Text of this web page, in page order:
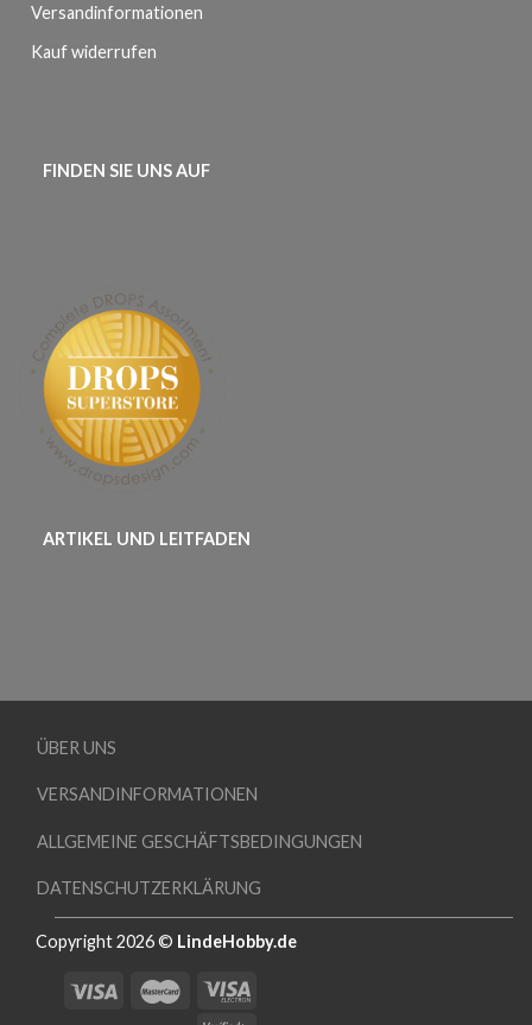
Versandinformationen
Kauf widerrufen
FINDEN SIE UNS AUF
ARTIKEL UND LEITFADEN
ÜBER UNS
VERSANDINFORMATIONEN
ALLGEMEINE GESCHÄFTSBEDINGUNGEN
DATENSCHUTZERKLÄRUNG
Copyright 2026 © LindeHobby.de